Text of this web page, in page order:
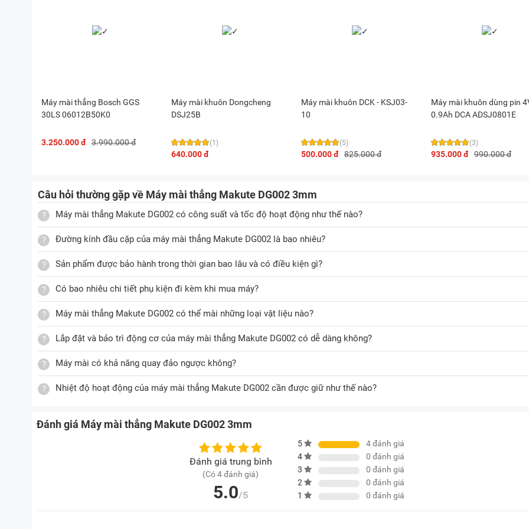
Máy mài thẳng Bosch GGS
30LS 06012B50K0
3.250.000 đ 3.990.000 đ
Máy mài khuôn Dongcheng
DSJ25B
(1)
640.000 đ
Máy mài khuôn DCK - KSJ03-
10
(5)
500.000 đ 825.000 đ
Máy mài khuôn dùng pin
0.9Ah DCA ADSJ0801E
(3)
935.000 đ 990.000 đ
Câu hỏi thường gặp về Máy mài thẳng Makute DG002 3mm
Máy mài thẳng Makute DG002 có công suất và tốc độ hoạt động như thế nào?
Đường kính đầu cặp của máy mài thẳng Makute DG002 là bao nhiêu?
Sản phẩm được bảo hành trong thời gian bao lâu và có điều kiện gì?
Có bao nhiêu chi tiết phụ kiện đi kèm khi mua máy?
Máy mài thẳng Makute DG002 có thể mài những loại vật liệu nào?
Lắp đặt và bảo trì động cơ của máy mài thẳng Makute DG002 có dễ dàng không?
Máy mài có khả năng quay đảo ngược không?
Nhiệt độ hoạt động của máy mài thẳng Makute DG002 cần được giữ như thế nào?
Đánh giá Máy mài thẳng Makute DG002 3mm
Đánh giá trung bình
(Có 4 đánh giá)
5.0/5
5 4đánh giá
4
0 đánh giá
3
0 đánh giá
2
0 đánh giá
1
0 đánh giá